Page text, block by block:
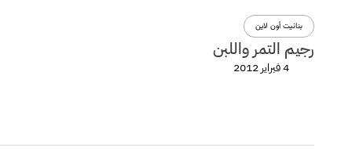
بنانيت أون لاين
رجيم التمر واللبن
4 فبراير 2012